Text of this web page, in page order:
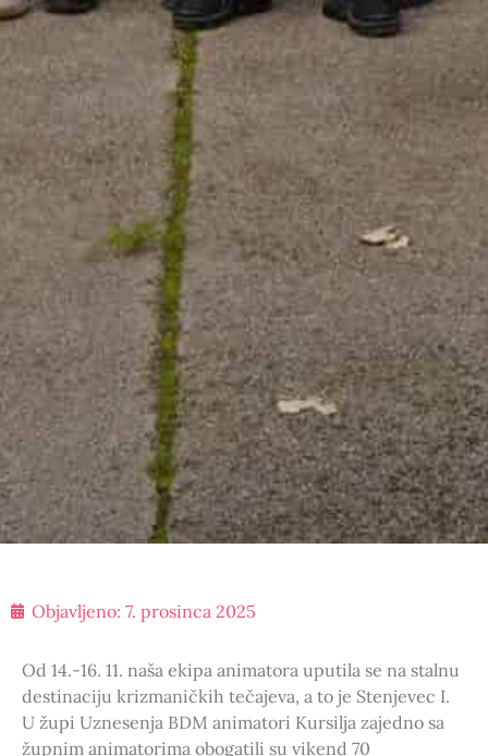
Objavljeno: 7. prosinca 2025
Od 14.-16. 11. naša ekipa animatora uputila se na stalnu
destinaciju krizmaničkih tečajeva, a to je Stenjevec I.
U župi Uznesenja BDM animatori Kursilja zajedno sa
župnim animatorima obogatili su vikend 70